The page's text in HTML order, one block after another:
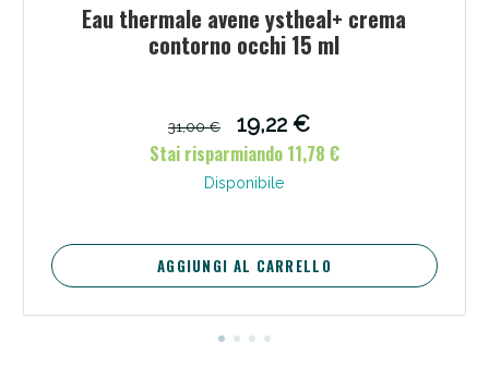
Eau thermale avene ystheal+ crema
contorno occhi 15 ml
31,00 €
19,22 €
Stai risparmiando 11,78 €
Disponibile
AGGIUNGI AL CARRELLO